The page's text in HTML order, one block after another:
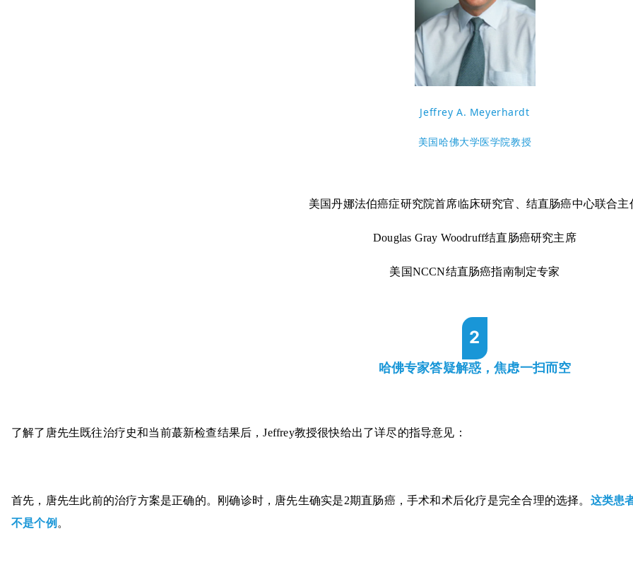
Jeffrey A. Meyerhardt
美国哈佛大学医学院教授
美国丹娜法伯癌症研究院首席临床研究官、结直肠癌中心联合主
Douglas Gray Woodruff结直肠癌研究主席
美国NCCN结直肠癌指南制定专家
2
哈佛专家答疑解惑，焦虑一扫而空
了解了唐先生既往治疗史和当前蕞新检查结果后，Jeffrey教授很快给出了详尽的指导意见：
首先，唐先生此前的治疗方案是正确的。刚确诊时，唐先生确实是2期直肠癌，手术和术后化疗是完全合理的选择。 这类患
不是个例 。